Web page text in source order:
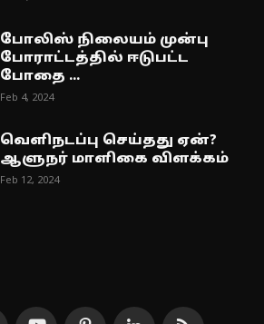
போலிஸ் நிலையம் முன்பு
போராட்டத்தில் ஈடுபட்ட
போதை ...
Feb 4, 2024
வெளிநடப்பு செய்தது ஏன்?
ஆளுநர் மாளிகை விளக்கம்
Feb 12, 2024